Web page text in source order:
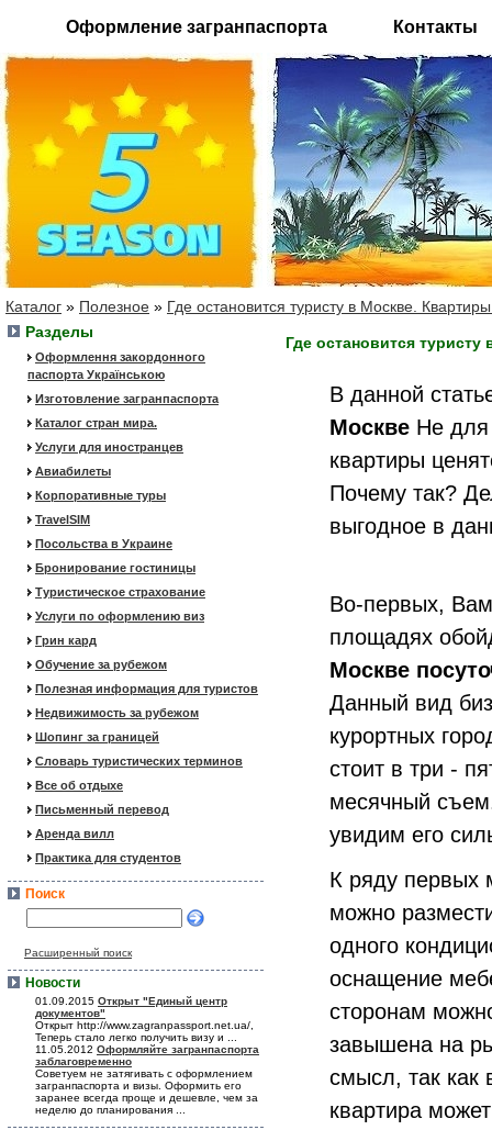
Оформление загранпаспорта Контакты
Каталог » Полезное » Где остановится туристу в Москве.
Разделы
Оформлення закордонного
паспорта Українською
Изготовление загранпаспорта
Каталог стран мира.
Услуги для иностранцев
Авиабилеты
Корпоративные туры
TravelSIM
Посольства в Украине
Бронирование гостиницы
Туристическое страхование
Услуги по оформлению виз
Грин кард
Обучение за рубежом
Полезная информация для туристов
Недвижимость за рубежом
Шопинг за границей
Словарь туристических терминов
Все об отдыхе
Письменный перевод
Аренда вилл
Практика для студентов
Поиск
Расширенный поиск
Новости
01.09.2015 Открыт "Единый центр
документов"
Открыт http://www.zagranpassport.net.ua/,
Теперь стало легко получить визу и ...
11.05.2012 Оформляйте загранпаспорта
заблаговременно
Советуем не затягивать с оформлением
загранпаспорта и визы. Оформить его
заранее всегда проще и дешевле, чем за
неделю до планирования ...
Где остановится
В данной
Москве Не для
квартиры
Почему так?
выгодное в
Во-первых,
площадях
Москве
Данный вид
курортных
стоит в три -
месячный
увидим его
К ряду первых
можно
одного
оснащение
сторонам
завышена на
смысл, так как
квартира